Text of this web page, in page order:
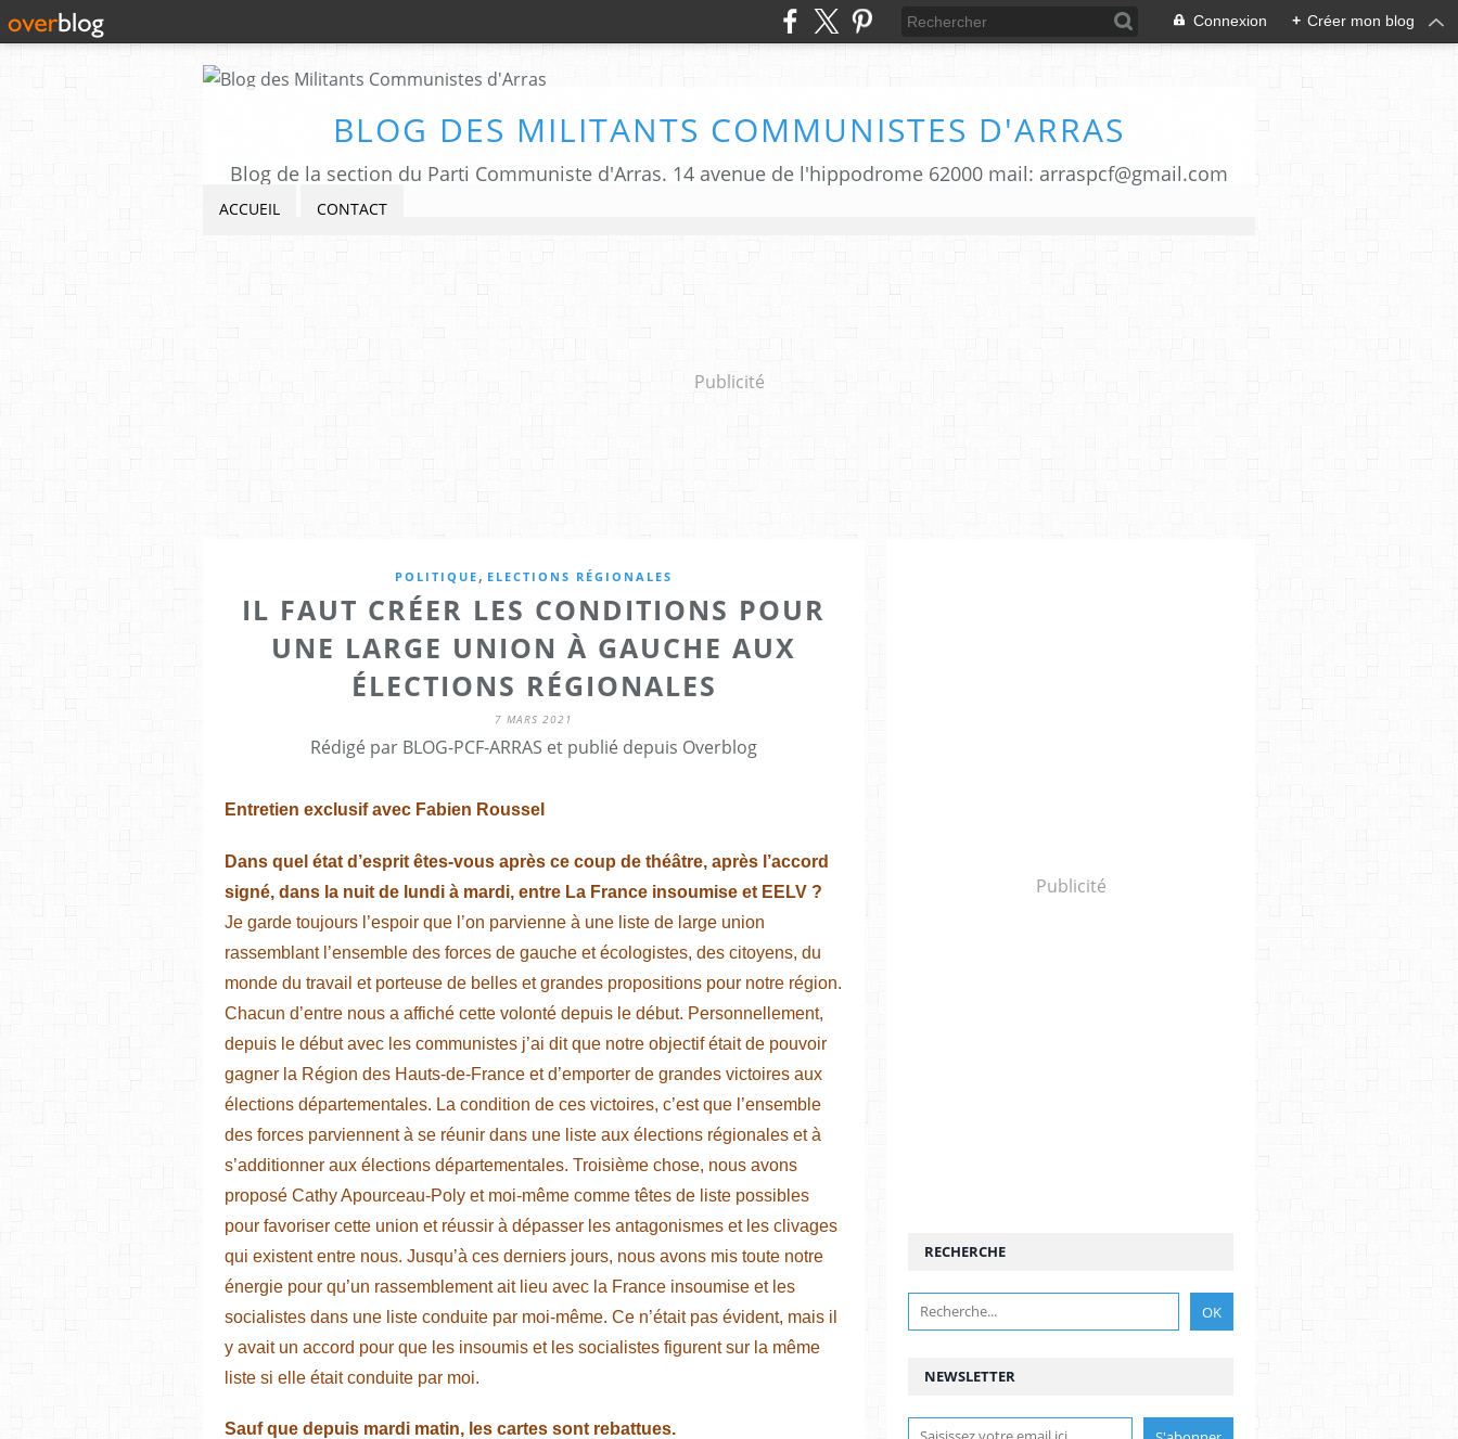
Connexion + Créer mon blog
BLOG DES MILITANTS COMMUNISTES D'ARRAS
Blog de la section du Parti Communiste d'Arras. 14 avenue de l'hippodrome 62000 mail: arraspcf@gmail.com
ACCUEIL CONTACT
Publicité
POLITIQUE , ELECTIONS RÉGIONALES
IL FAUT CRÉER LES CONDITIONS POUR
UNE LARGE UNION À GAUCHE AUX
ÉLECTIONS RÉGIONALES
7 MARS 2021
Rédigé par BLOG-PCF-ARRAS et publié depuis Overblog
Entretien exclusif avec Fabien Roussel
Dans quel état d’esprit êtes-vous après ce coup de théâtre, après l’accord
signé, dans la nuit de lundi à mardi, entre La France insoumise et EELV ?
Je garde toujours l’espoir que l’on parvienne à une liste de large union
rassemblant l’ensemble des forces de gauche et écologistes, des citoyens, du
monde du travail et porteuse de belles et grandes propositions pour notre région.
Chacun d’entre nous a affiché cette volonté depuis le début. Personnellement,
depuis le début avec les communistes j’ai dit que notre objectif était de pouvoir
gagner la Région des Hauts-de-France et d’emporter de grandes victoires aux
élections départementales. La condition de ces victoires, c’est que l’ensemble
des forces parviennent à se réunir dans une liste aux élections régionales et à
s’additionner aux élections départementales. Troisième chose, nous avons
proposé Cathy Apourceau-Poly et moi-même comme têtes de liste possibles
pour favoriser cette union et réussir à dépasser les antagonismes et les clivages
qui existent entre nous. Jusqu’à ces derniers jours, nous avons mis toute notre
énergie pour qu’un rassemblement ait lieu avec la France insoumise et les
socialistes dans une liste conduite par moi-même. Ce n’était pas évident, mais il
y avait un accord pour que les insoumis et les socialistes figurent sur la même
liste si elle était conduite par moi.
Sauf que depuis mardi matin, les cartes sont rebattues.
Publicité
NEWSLETTER
RECHERCHE